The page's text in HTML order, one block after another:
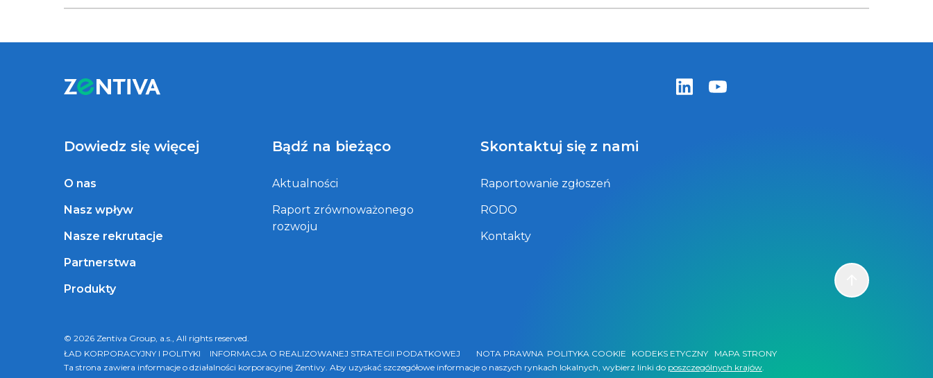
Zentiva LinkedIn
Zentiva YouTube
Dowiedz się więcej
O nas
Nasz wpływ
Nasze rekrutacje
Partnerstwa
Produkty
Bądź na bieżąco
Aktualności
Raport zrównoważonego
rozwoju
Skontaktuj się z nami
Raportowanie zgłoszeń
RODO
Kontakty
Scroll to top
ŁAD KORPORACYJNY I POLITYKI INFORMACJA O REALIZOWANEJ STRATEGII PODATKOWEJ NOTA PRAWNA POLITYKA COOKIE KODEKS ETYCZNY MAPA STRONY
© 2026 Zentiva Group, a.s., All rights reserved.
Ta strona zawiera informacje o działalności korporacyjnej Zentivy. Aby uzyskać szczegółowe informacje o naszych rynkach lokalnych, wybierz linki do poszczególnych krajów.